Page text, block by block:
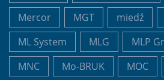
Mercor
MGT miedź
ML System
MLG MLP
MNC
Mo-BRUK MOC